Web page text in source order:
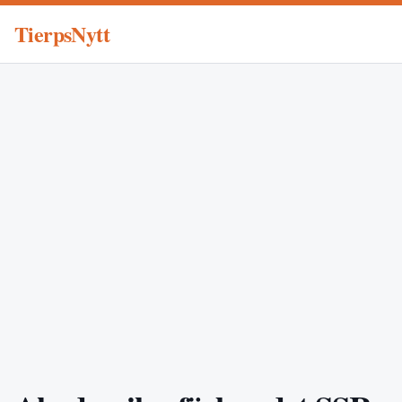
TierpsNytt